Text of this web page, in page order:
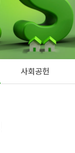
사회공헌